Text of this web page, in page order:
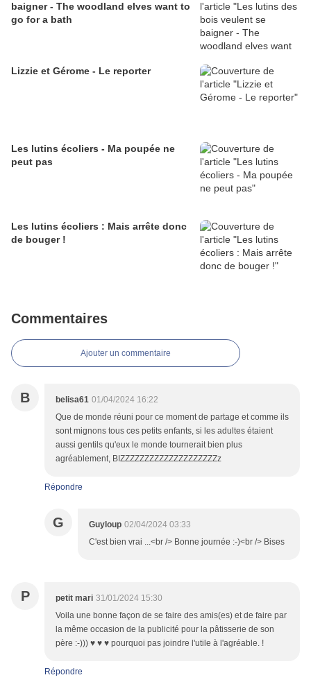
baigner - The woodland elves want to
go for a bath
Lizzie et Gérome - Le reporter
Les lutins écoliers - Ma poupée ne
peut pas
Les lutins écoliers : Mais arrête donc
de bouger !
Commentaires
Ajouter un commentaire
B belisa61 01/04/2024 16:22
Que de monde réuni pour ce moment de partage et comme ils
sont mignons tous ces petits enfants, si les adultes étaient
aussi gentils qu'eux le monde tournerait bien plus
agréablement, BIZZZZZZZZZZZZZZZZZZZZz
Répondre
G Guyloup 02/04/2024 03:33
C'est bien vrai ...<br /> Bonne journée :-)<br /> Bises
P petit mari 31/01/2024 15:30
Voila une bonne façon de se faire des amis(es) et de faire par
la même occasion de la publicité pour la pâtisserie de son
père :-))) ♥ ♥ ♥ pourquoi pas joindre l'utile à l'agréable. !
Répondre